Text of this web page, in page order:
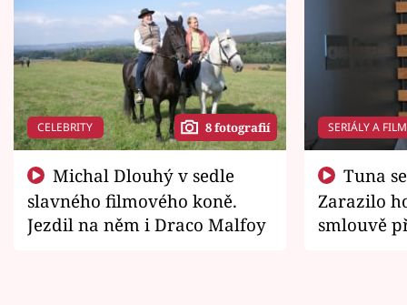
CELEBRITY 8 fotografií
slavného filmového koně.
Jezdil na něm i Draco Malfoy
SERIÁLY A
Zarazilo
smlouvě